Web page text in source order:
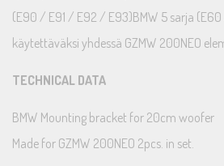
(E90 / E91 / E92 / E93)BMW 5 sarja
käytettäväksi yhdessä GZMW 200NEO
TECHNICAL DATA
BMW Mounting bracket for 20cm woofer
Made for GZMW 200NEO 2pcs. in set.